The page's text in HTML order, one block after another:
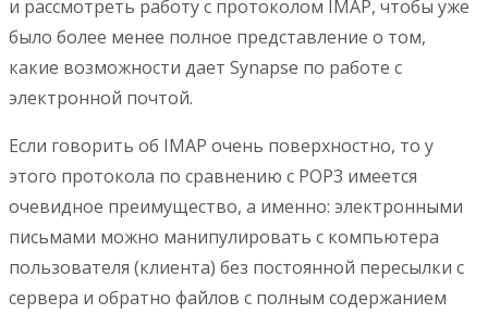
и рассмотреть работу с протоколом IMAP, чтобы уже
было более менее полное представление о том,
какие возможности дает Synapse по работе с
электронной почтой.
Если говорить об IMAP очень поверхностно, то у
этого протокола по сравнению с POP3 имеется
очевидное преимущество, а именно: электронными
письмами можно манипулировать с компьютера
пользователя (клиента) без постоянной пересылки с
сервера и обратно файлов с полным содержанием